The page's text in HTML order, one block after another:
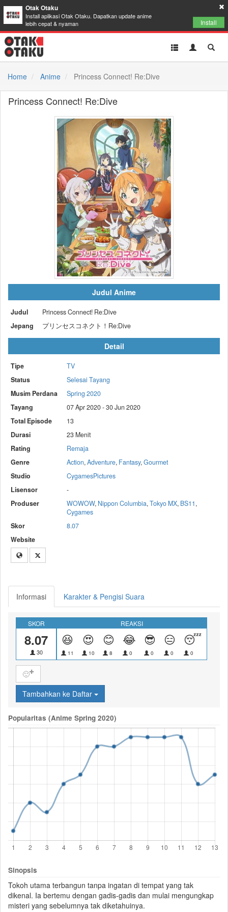
Otak Otaku
Install aplikasi Otak Otaku. Dapatkan update anime
lebih cepat & nyaman
Install
Toggle
Toggle
Home
Anime Princess Connect! Re:Dive
Princess Connect! Re:Dive
Judul Anime
Judul
Princess Connect! Re:Dive
Jepang
プリンセスコネクト！Re:Dive
Detail
Tipe
TV
Status
Selesai Tayang
Musim Perdana
Spring 2020
Tayang
07 Apr 2020 - 30 Jun 2020
Total Episode
13
Durasi
23 Menit
Rating
Remaja
Genre
Action,Adventure, Fantasy,Gourmet
Studio
CygamesPictures
Lisensor
-
Produser
WOWOW, Nippon Columbia,Tokyo MX, BS11,
Cygames
Skor
8.07
Website
Informasi Karakter & Pengisi Suara
SKOR
8.07
30
REAKSI
😆
11
😍
10
😊
8
😂
0
😎
0
😑
0
😴
0
🙂
Tambahkan ke Daftar
Popularitas (Anime Spring 2020)
Sinopsis
Tokoh utama terbangun tanpa ingatan di tempat yang tak
dikenal. Ia bertemu dengan gadis-gadis dan mulai mengungkap
misteri yang sebelumnya tak diketahuinya.